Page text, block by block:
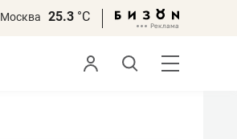
Москва 25.3 °С